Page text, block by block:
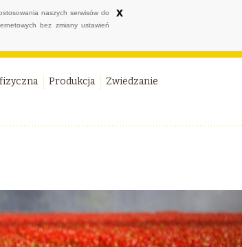
naszych serwisów do
bez zmiany ustawień
x
Produkcja
Zwiedzanie